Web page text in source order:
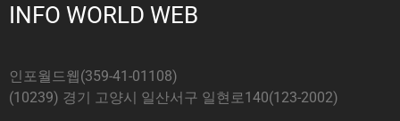
INFO WORLD WEB
인포월드웹(359-41-01108)
(10239) 경기 고양시 일산서구 일현로140(123-2002)